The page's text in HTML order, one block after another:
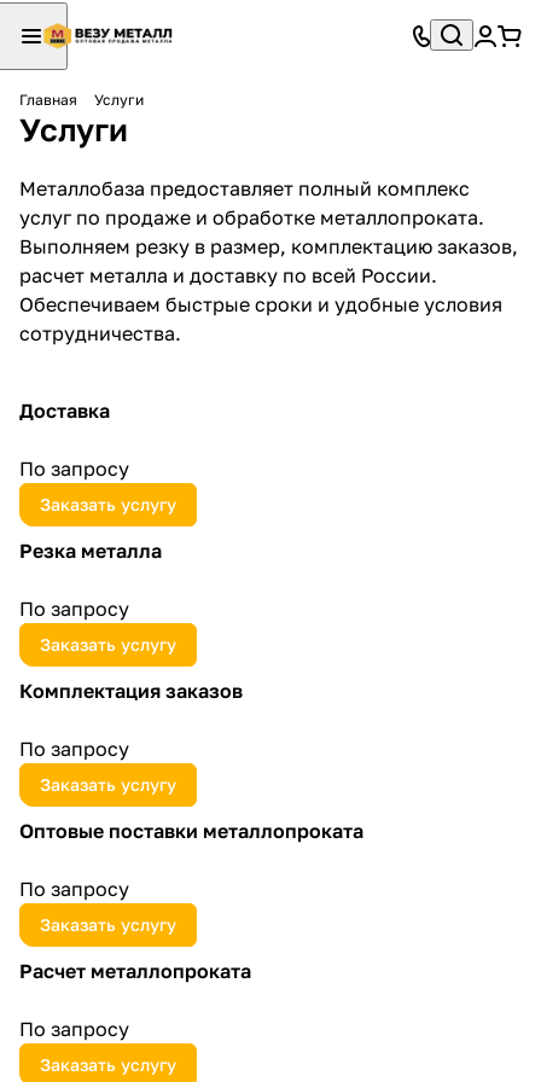
Главная Услуги
Услуги
Металлобаза предоставляет полный комплекс
услуг по продаже и обработке металлопроката.
Выполняем резку в размер, комплектацию заказов,
расчет металла и доставку по всей России.
Обеспечиваем быстрые сроки и удобные условия
сотрудничества.
Доставка
По запросу
Заказать услугу
Резка металла
По запросу
Заказать услугу
Комплектация заказов
По запросу
Заказать услугу
Оптовые поставки металлопроката
По запросу
Заказать услугу
Расчет металлопроката
По запросу
Заказать услугу